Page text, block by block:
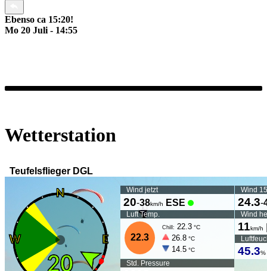
Ebenso ca 15:20!
Mo 20 Juli - 14:55
Wetterstation